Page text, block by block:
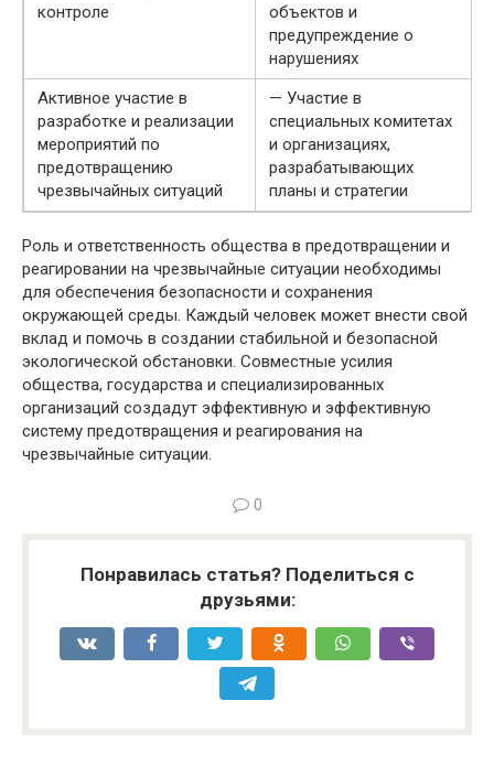
контроле
объектов и
предупреждение о
нарушениях
Активное участие в
разработке и реализации
мероприятий по
предотвращению
чрезвычайных ситуаций
— Участие в
специальных комитетах
и организациях,
разрабатывающих
планы и стратегии
Роль и ответственность общества в предотвращении и
реагировании на чрезвычайные ситуации необходимы
для обеспечения безопасности и сохранения
окружающей среды. Каждый человек может внести свой
вклад и помочь в создании стабильной и безопасной
экологической обстановки. Совместные усилия
общества, государства и специализированных
организаций создадут эффективную и эффективную
систему предотвращения и реагирования на
чрезвычайные ситуации.
0
Понравилась статья? Поделиться с
друзьями: